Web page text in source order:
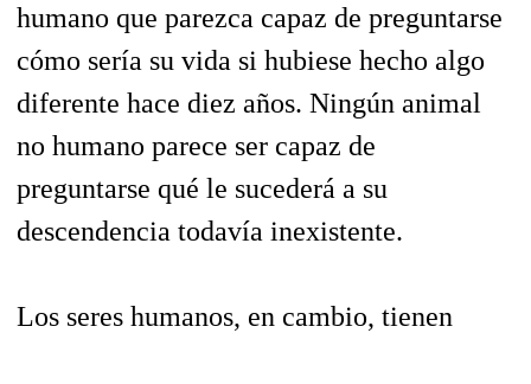
humano que parezca capaz de preguntarse
cómo sería su vida si hubiese hecho algo
diferente hace diez años. Ningún animal
no humano parece ser capaz de
preguntarse qué le sucederá a su
descendencia todavía inexistente.
Los seres humanos, en cambio, tienen